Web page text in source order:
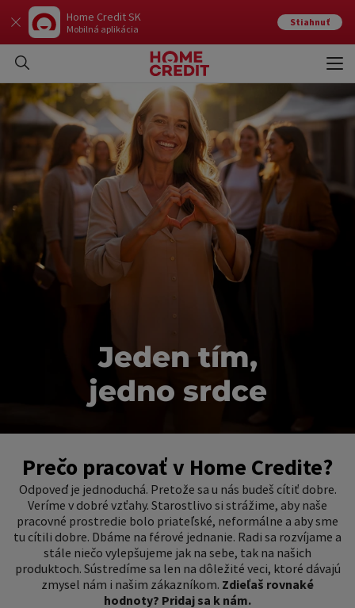
Home Credit SK
Mobilná aplikácia
Stiahnuť
Jeden tím,
jedno srdce
Prečo pracovať v Home Credite?
Odpoveď je jednoduchá. Pretože sa u nás budeš cítiť dobre.
Veríme v dobré vzťahy. Starostlivo si strážime, aby naše
pracovné prostredie bolo priateľské, neformálne a aby sme
tu cítili dobre. Dbáme na férové jednanie. Radi sa rozvíjame a
stále niečo vylepšujeme jak na sebe, tak na našich
produktoch. Sústredíme sa len na dôležité veci, ktoré dávajú
zmysel nám i našim zákazníkom. Zdieľaš rovnaké
hodnoty? Pridaj sa k nám.